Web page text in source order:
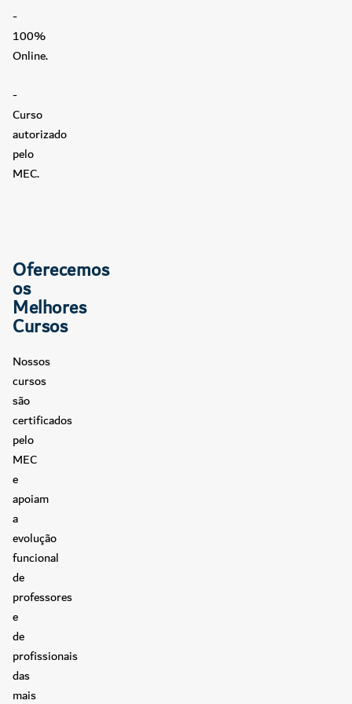
-
100%
Online.
-
Curso
autorizado
pelo
MEC.
Oferecemos
os
Melhores
Cursos
Nossos
cursos
são
certificados
pelo
MEC
e
apoiam
a
evolução
funcional
de
professores
e
de
profissionais
das
mais